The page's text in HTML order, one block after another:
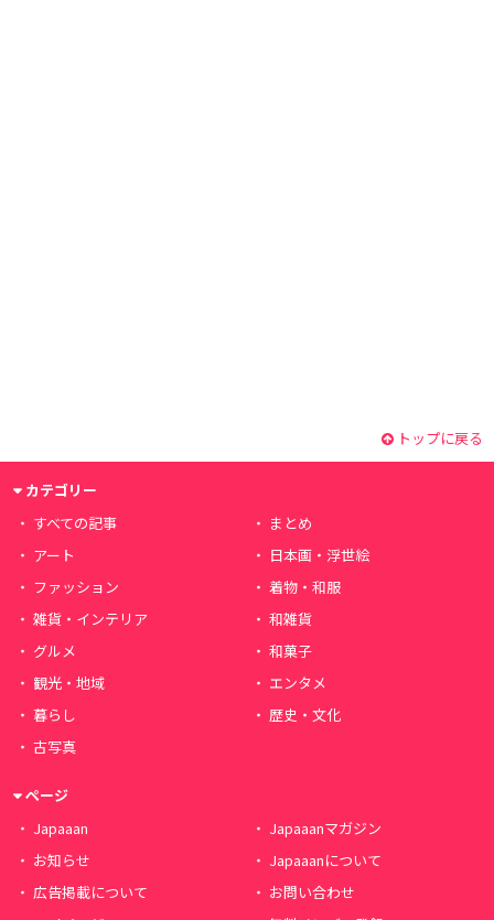
トップに戻る
カテゴリー
すべての記事
まとめ
アート
日本画・浮世絵
ファッション
着物・和服
雑貨・インテリア
和雑貨
グルメ
和菓子
観光・地域
エンタメ
暮らし
歴史・文化
古写真
ページ
Japaaan
Japaaanマガジン
お知らせ
Japaaanについて
広告掲載について
お問い合わせ